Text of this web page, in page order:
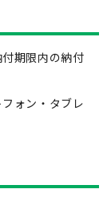
期限内の納付
ォン・タブレ